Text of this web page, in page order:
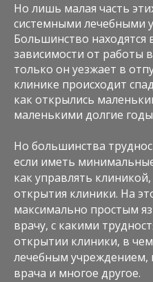
Но лишь малая часть
системными лечебными
Большинство находятся
зависимости от работы
только он уезжает в
клинике происходит
как открылись
маленькими долгие
Но большинства
если иметь
как управлять
открытия клиники. На
максимально простым
врачу, с какими
открытии клиники, в
лечебным учреждением,
врача и многое другое.